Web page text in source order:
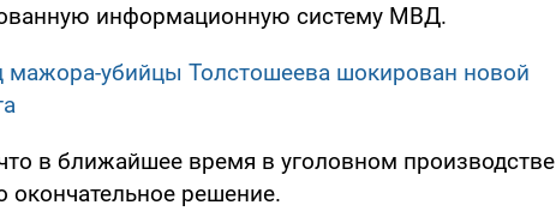
информационную систему МВД.
мажора-убийцы Толстошеева шокирован новой
в ближайшее время в уголовном производстве
окончательное решение.